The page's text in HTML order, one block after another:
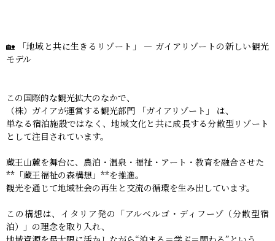
🏡 「地域と共に生きるリゾート」 ― ガイアリゾートの新しい観光
モデル
この国際的な観光拡大のなかで、
（株）ガイアが運営する観光部門 「ガイアリゾート」 は、
単なる宿泊施設ではなく、地域文化と共に成長する分散型リゾート
として注目されています。
蔵王山麓を舞台に、農泊・温泉・福祉・アート・教育を融合させた
**「蔵王福祉の森構想」**を推進。
観光を通じて地域社会の再生と交流の循環を生み出しています。
この構想は、イタリア発の「アルベルゴ・ディフーゾ（分散型宿
泊）」の理念を取り入れ、